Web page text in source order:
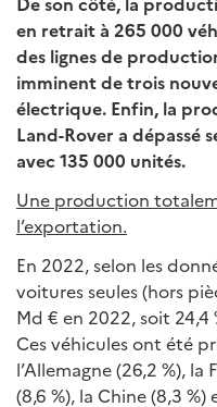
en retrait à 265 000
des lignes de
imminent de trois
électrique. Enfin, la
Land-Rover a dépassé
avec 135 000 unités.
Une production
l’exportation.
En 2022, selon les
voitures seules (hors
Md € en 2022, soit
Ces véhicules ont été
l’Allemagne (26,2 %), la
(8,6 %), la Chine (8,3 %)